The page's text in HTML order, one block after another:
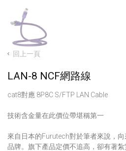
回上一頁
LAN-8 NCF網路線
cat8對應 8P8C S/FTP LAN Cable
技術含金量在此價位帶堪稱第一
來自日本的Furutech對於筆者來說，
品牌。旗下產品定價不追高，卻有著